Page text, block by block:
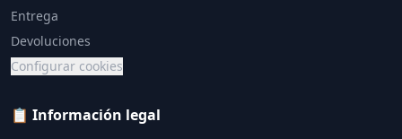
Entrega
Devoluciones
Configurar cookies
📋 Información legal